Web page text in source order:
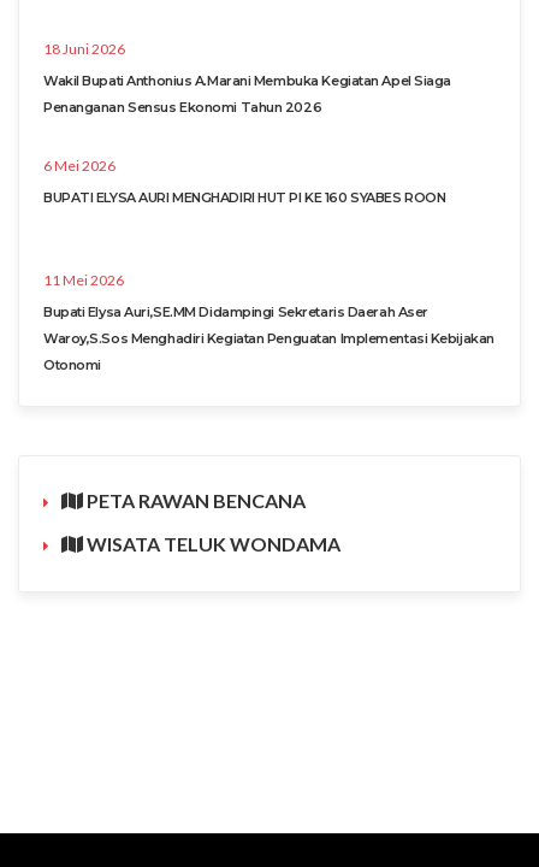
18 Juni 2026
Wakil Bupati Anthonius A.Marani Membuka Kegiatan Apel Siaga
Penanganan Sensus Ekonomi Tahun 2026
6 Mei 2026
BUPATI ELYSA AURI MENGHADIRI HUT PI KE 160 SYABES ROON
11 Mei 2026
Bupati Elysa Auri,SE.MM Didampingi Sekretaris Daerah Aser
Waroy,S.Sos Menghadiri Kegiatan Penguatan Implementasi Kebijakan
Otonomi
PETA RAWAN BENCANA
WISATA TELUK WONDAMA